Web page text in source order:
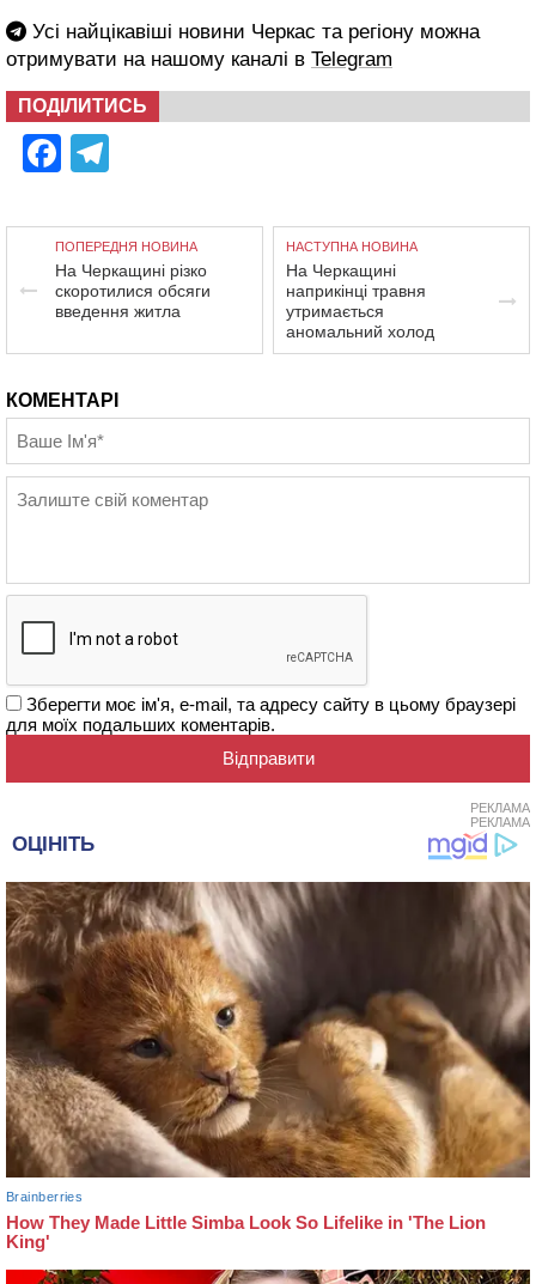
Усі найцікавіші новини Черкас та регіону можна
отримувати на нашому каналі в Telegram
ПОДІЛИТИСЬ
Facebook
ПОПЕРЕДНЯ НОВИНА
На Черкащині різко
скоротилися обсяги
введення житла
НАСТУПНА НОВИНА
На Черкащині
наприкінці травня
утримається
аномальний холод
КОМЕНТАРІ
Зберегти моє ім'я, e-mail, та адресу сайту в цьому браузері
для моїх подальших коментарів.
РЕКЛАМА
РЕКЛАМА